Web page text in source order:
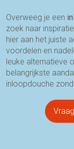
Overweeg je een
zoek naar
hier aan het juiste
voordelen en
leuke alternatieve
belangrijkste
inloopdouche